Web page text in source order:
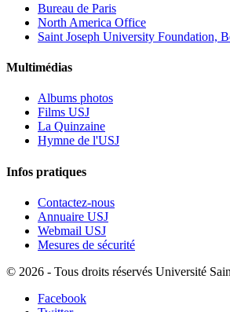
Bureau de Paris
North America Office
Saint Joseph University Foundation,
Multimédias
Albums photos
Films USJ
La Quinzaine
Hymne de l'USJ
Infos pratiques
Contactez-nous
Annuaire USJ
Webmail USJ
Mesures de sécurité
© 2026 - Tous droits réservés Université
Facebook